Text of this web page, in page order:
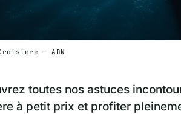
— ADN
toutes nos astuces
à petit prix et profiter